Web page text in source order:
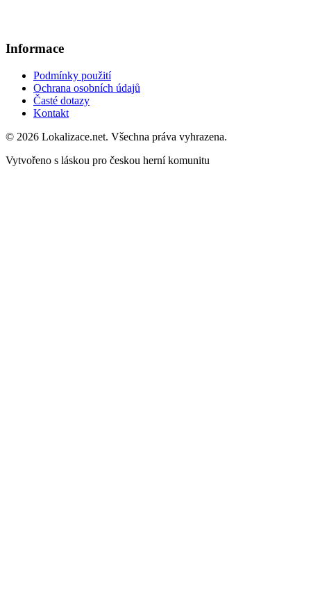
Informace
Podmínky použití
Ochrana osobních údajů
Časté dotazy
Kontakt
© 2026 Lokalizace.net. Všechna práva vyhrazena.
Vytvořeno s láskou pro českou herní komunitu